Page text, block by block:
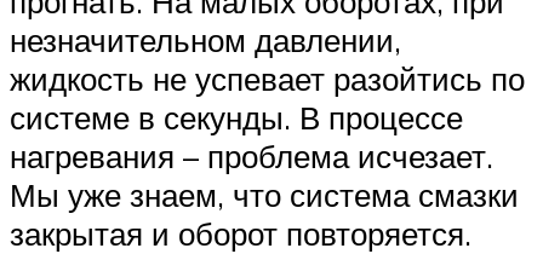
незначительном давлении,
жидкость не успевает разойтись по
системе в секунды. В процессе
нагревания – проблема исчезает.
Мы уже знаем, что система смазки
закрытая и оборот повторяется.